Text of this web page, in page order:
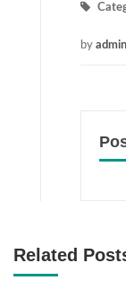
by admin
Related